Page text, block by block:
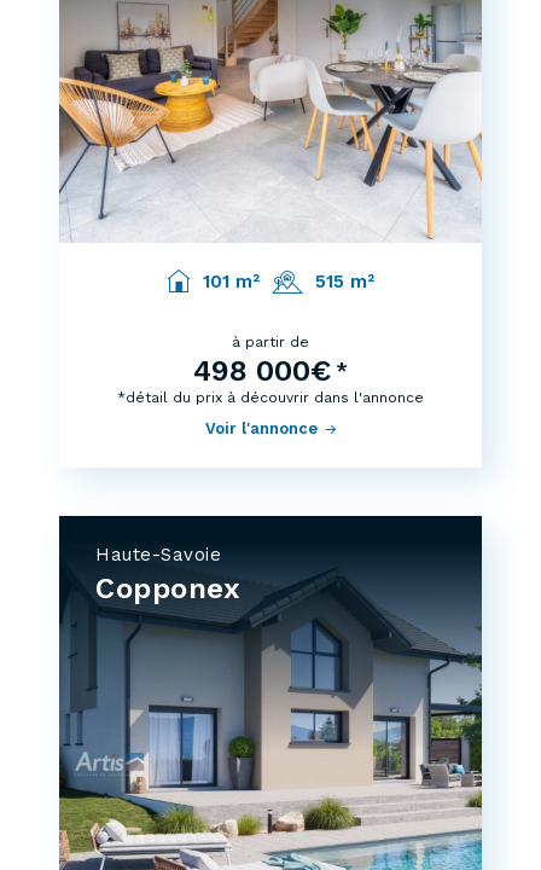
101 m² 515 m²
à partir de
498 000€ *
Voir l'annonce
*détail du prix à découvrir dans l'annonce
Haute-Savoie
Copponex